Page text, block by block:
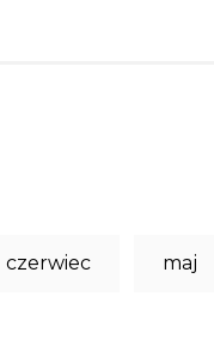
czerwiec maj